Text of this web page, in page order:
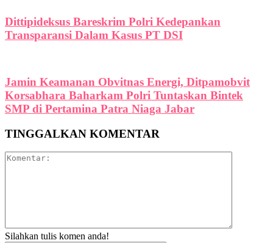
Dittipideksus Bareskrim Polri Kedepankan
Transparansi Dalam Kasus PT DSI
Jamin Keamanan Obvitnas Energi, Ditpamobvit
Korsabhara Baharkam Polri Tuntaskan Bintek
SMP di Pertamina Patra Niaga Jabar
TINGGALKAN KOMENTAR
Silahkan tulis komen anda!